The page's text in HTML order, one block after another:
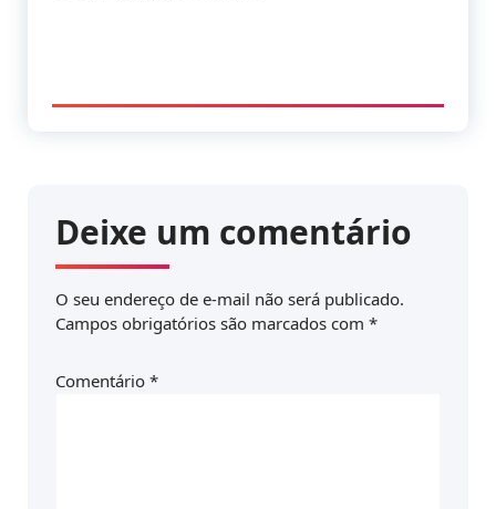
Deixe um comentário
O seu endereço de e-mail não será publicado.
Campos obrigatórios são marcados com *
Comentário *